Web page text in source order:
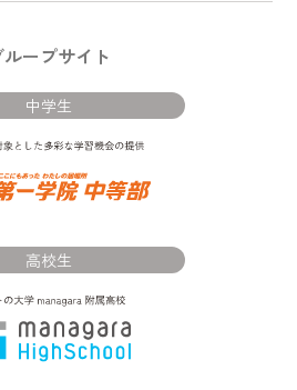
ループサイト
中学生
高校生